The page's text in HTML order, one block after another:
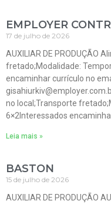
EMPLOYER
17 de julho de 2026
AUXILIAR DE PRODUÇÃO
fretado;Modalidade:
encaminhar currículo no
no local;Transporte
6×2Interessados
Leia mais »
BASTON
15 de julho de 2026
AUXILIAR DE PRODUÇÃO